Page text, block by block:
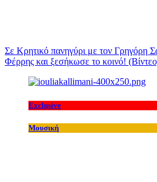
Σε Κρητικό πανηγύρι με τον Γρηγόρη
Φέρρης και ξεσήκωσε το κοινό!
Exclusive
Μουσική